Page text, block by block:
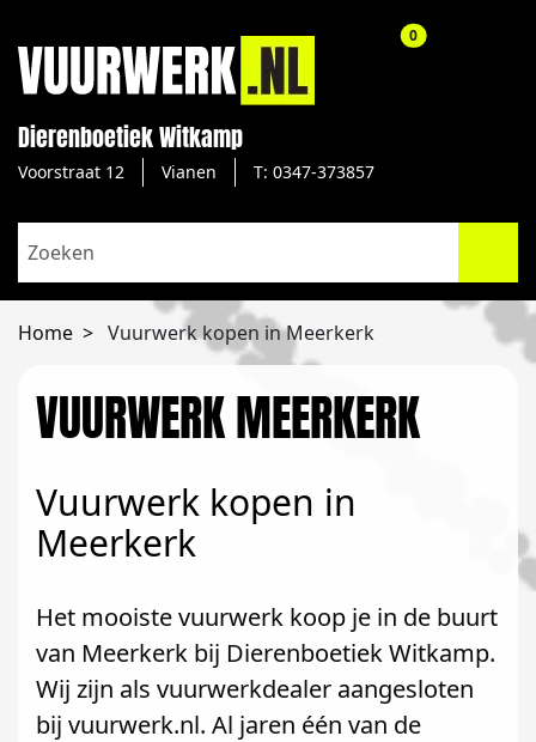
Dierenboetiek Witkamp
Voorstraat 12 Vianen T: 0347-373857
0aantal
Home Vuurwerk kopen in Meerkerk
VUURWERK MEERKERK
Vuurwerk kopen in
Meerkerk
Het mooiste vuurwerk koop je in de buurt
van Meerkerk bij Dierenboetiek Witkamp.
Wij zijn als vuurwerkdealer aangesloten
bij vuurwerk.nl. Al jaren één van de